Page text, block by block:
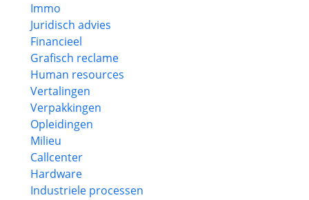
Immo
Juridisch advies
Financieel
Grafisch reclame
Human resources
Vertalingen
Verpakkingen
Opleidingen
Milieu
Callcenter
Hardware
Industriele processen